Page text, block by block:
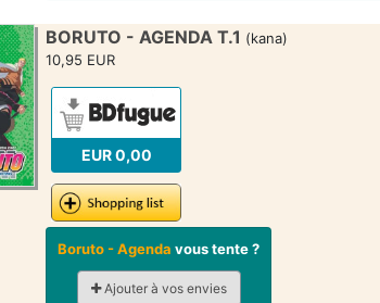
BORUTO - AGENDA T.1 (kana)
10,95 EUR
EUR 0,00
Boruto - Agenda vous tente ?
Ajouter à vos envies